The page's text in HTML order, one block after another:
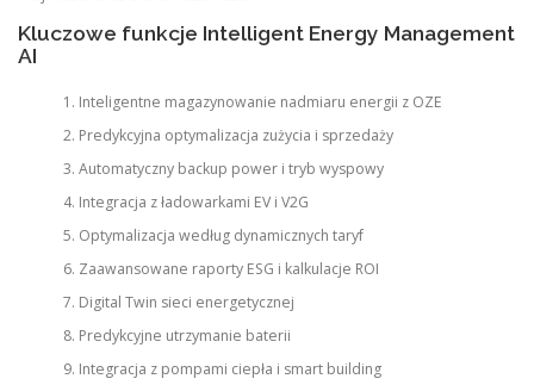
Kluczowe funkcje Intelligent Energy Management
AI
Inteligentne magazynowanie nadmiaru energii z OZE
Predykcyjna optymalizacja zużycia i sprzedaży
Automatyczny backup power i tryb wyspowy
Integracja z ładowarkami EV i V2G
Optymalizacja według dynamicznych taryf
Zaawansowane raporty ESG i kalkulacje ROI
Digital Twin sieci energetycznej
Predykcyjne utrzymanie baterii
Integracja z pompami ciepła i smart building